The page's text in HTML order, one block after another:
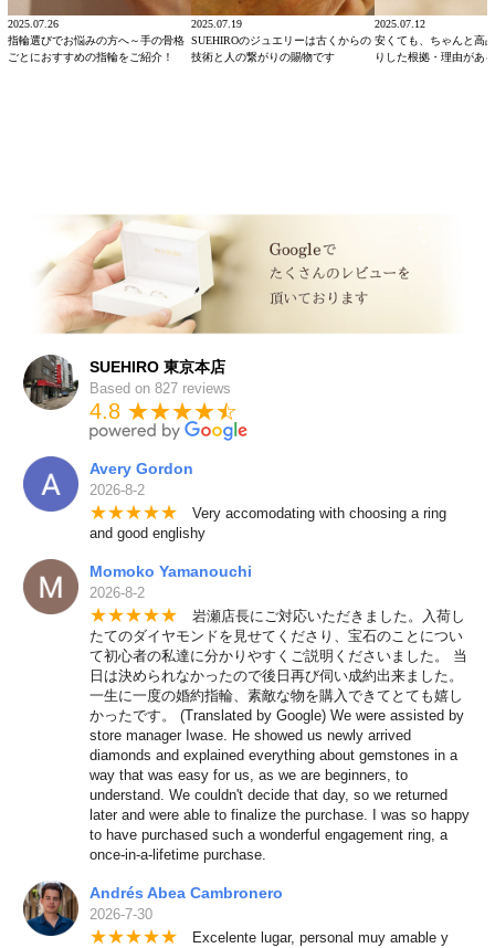
2025.07.26
指輪選びでお悩みの方へ～手の骨格
ごとにおすすめの指輪をご紹介！
2025.07.19
SUEHIROのジュエリーは古くからの
技術と人の繋がりの賜物です
2025.07.12
安くても、ちゃんと高
りした根拠・理由があ
SUEHIRO 東京本店
Based on 827 reviews
4.8 ★★★★★
☆
Avery Gordon
2026-8-2
★★★★★ Very accomodating with choosing a ring
and good englishy
Momoko Yamanouchi
2026-8-2
★★★★★ 岩瀬店長にご対応いただきました。入荷し
たてのダイヤモンドを見せてくださり、宝石のことについ
て初心者の私達に分かりやすくご説明くださいました。 当
日は決められなかったので後日再び伺い成約出来ました。
一生に一度の婚約指輪、素敵な物を購入できてとても嬉し
かったです。 (Translated by Google) We were assisted by
store manager Iwase. He showed us newly arrived
diamonds and explained everything about gemstones in a
way that was easy for us, as we are beginners, to
understand. We couldn't decide that day, so we returned
later and were able to finalize the purchase. I was so happy
to have purchased such a wonderful engagement ring, a
once-in-a-lifetime purchase.
Andrés Abea Cambronero
2026-7-30
★★★★★ Excelente lugar, personal muy amable y